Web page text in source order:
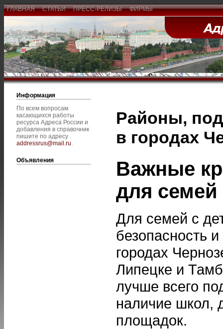
ГЛАВНАЯ СТАТЬИ ПРЕСС-РЕЛИЗЫ ФИРМЫ
Информация
По всем вопросам
касающихся работы
ресурса Адреса России и
добавления в справочник
пишите по адресу
addressrus@mail.ru.
Объявления
Районы,
в городах
Важные
для
Для семей с
безопасность
городах
Липецке и
лучше всего
наличие школ,
площадок.